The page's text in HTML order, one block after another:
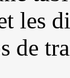
les
de